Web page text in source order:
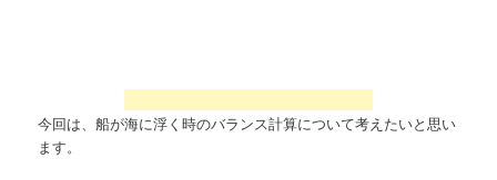
今回は、船が海に浮く時のバランス計算について考えたいと思い
ます。